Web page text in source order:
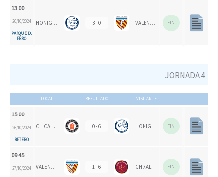
13:00
20/10/2024
PARQUE D.
EBRO
HONIGVÖGEL HH 79 3 - 0 VALENCIA CH 1924 FIN
JORNADA 4
LOCAL RESULTADO VISITANTE
15:00
26/10/2024
BETERO
CH CARPESA 0 - 6 HONIGVÖGEL HH 79 FIN
09:45
27/10/2024 VALENCIA CH 1924 1 - 6 CH XALOC FIN